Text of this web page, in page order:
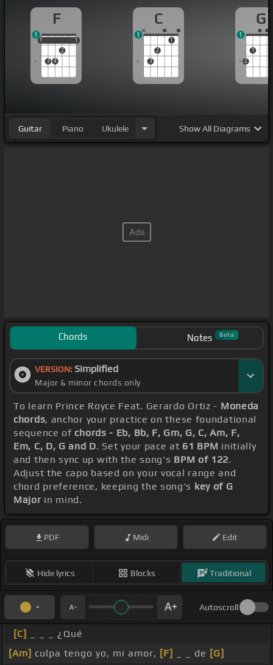
Por mis palabras
F
1
3 4
2
1
1 1
1
C
3
2
1
1
G
2
1
1
Guitar Piano Ukulele ShowAll Diagrams
Chords Notes Beta
VERSION: Simplified
Major & minor chords only
To learn Prince Royce Feat. Gerardo Ortiz - Moneda
chords, anchor your practice on these foundational
sequence of chords - Eb, Bb, F, Gm, G, C, Am, F,
Em, C, D, G and D. Set your pace at 61 BPM initially
and then sync up with the song's BPM of 122.
Adjust the capo based on your vocal range and
chord preference, keeping the song's key of G
Major in mind.
PDF Midi Edit
Hide lyrics Blocks Traditional
Autoscroll
[C]
_ _ _ ¿Qué
[Am] culpa tengo yo, mi amor, [F] _ _ de [G]